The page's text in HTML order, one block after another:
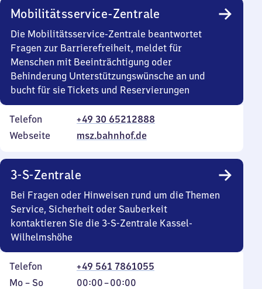
Mobilitätsservice-Zentrale
Die Mobilitätsservice-Zentrale beantwortet
Fragen zur Barrierefreiheit, meldet für
Menschen mit Beeinträchtigung oder
Behinderung Unterstützungswünsche an und
bucht für sie Tickets und Reservierungen
Telefon
+49 30 65212888
Webseite
msz.bahnhof.de
3-S-Zentrale
Bei Fragen oder Hinweisen rund um die Themen
Service, Sicherheit oder Sauberkeit
kontaktieren Sie die 3-S-Zentrale Kassel-
Wilhelmshöhe
Telefon
+49 561 7861055
Montag
Mo – So,
00:00–00:00
Von